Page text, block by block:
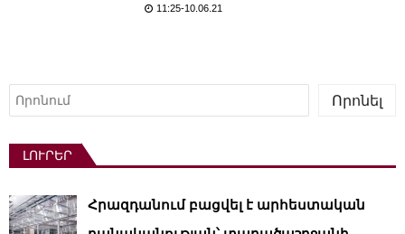
11:25-10.06.21
Որոնել
Որոնել
ԼՈՒՐԵՐ
Հրազդանում բացվել է արհեստական ​​